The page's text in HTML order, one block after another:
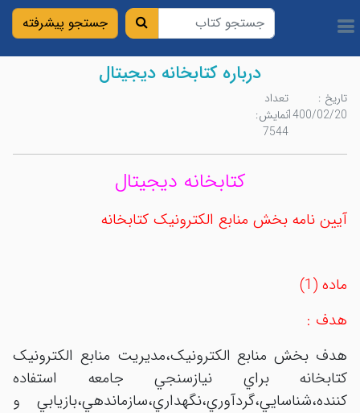
درباره کتابخانه ديجيتال
تاریخ :
1400/02/20
تعداد
نمایش:
7544
کتابخانه ديجيتال
آيين نامه بخش منابع الکترونيک کتابخانه
ماده (1)
هدف :
هدف بخش منابع الکترونيک،مديريت منابع الکترونيک
کتابخانه براي نيازسنجي جامعه استفاده
کننده،شناسايي،گردآوري،نگهداري،سازماندهي،بازيابي و